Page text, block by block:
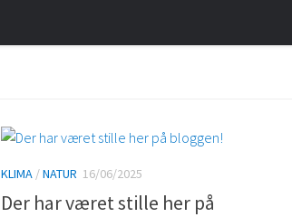
KLIMA /NATUR 16/06/2025
Der har været stille her på